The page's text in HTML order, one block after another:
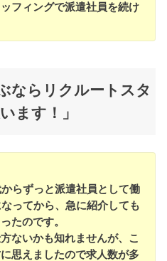
フィングで派遣社員を続け
ならリクルートスタ
ます！」
らずっと派遣社員として働
ってから、急に紹介しても
たのです。
ないかも知れませんが、こ
思えましたので求人数が多